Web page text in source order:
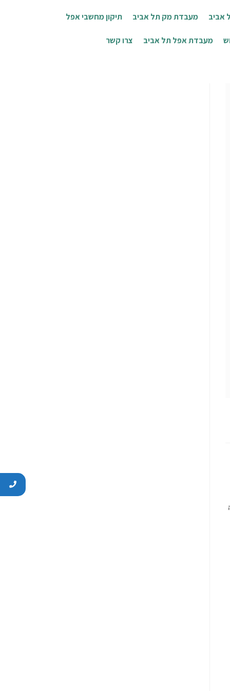
אביב מעבדת מק תל אביב תיקון מחשבי אפל
מעבדת אפל תל אביב צרו קשר